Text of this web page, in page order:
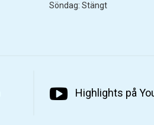
Söndag: Stängt
Highlights på